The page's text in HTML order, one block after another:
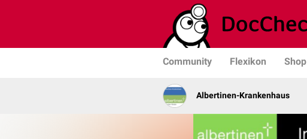
Community Flexikon Shop
Albertinen-Krankenhaus